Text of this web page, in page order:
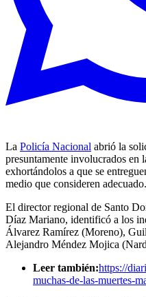
La Policía Nacional abrió la
presuntamente involucrados en
exhortándolos a que se
medio que consideren adecuado.
El director regional de Santo
Díaz Mariano, identificó a los
Álvarez Ramírez (Moreno),
Alejandro Méndez Mojica
Leer también:https://
muchas-de-las-muertes-